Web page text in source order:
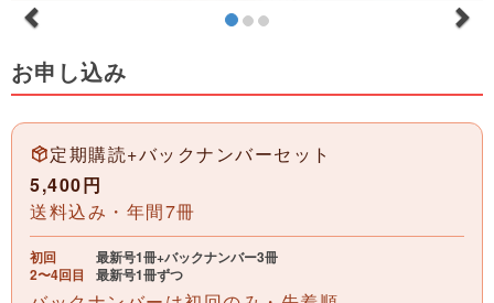
お申し込み
定期購読+バックナンバーセット
5,400円
送料込み・年間7冊
初回
最新号1冊+バックナンバー3冊
2〜4回目
最新号1冊ずつ